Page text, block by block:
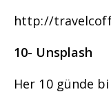
http://
10- Unsplash
Her 10 günde